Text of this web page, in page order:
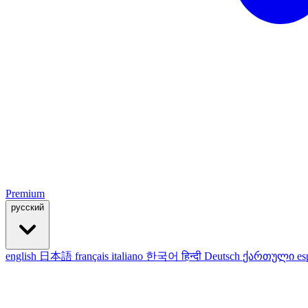
Premium
русский
english 日本語 français italiano 한국어हिन्दी Deutsch ქართული